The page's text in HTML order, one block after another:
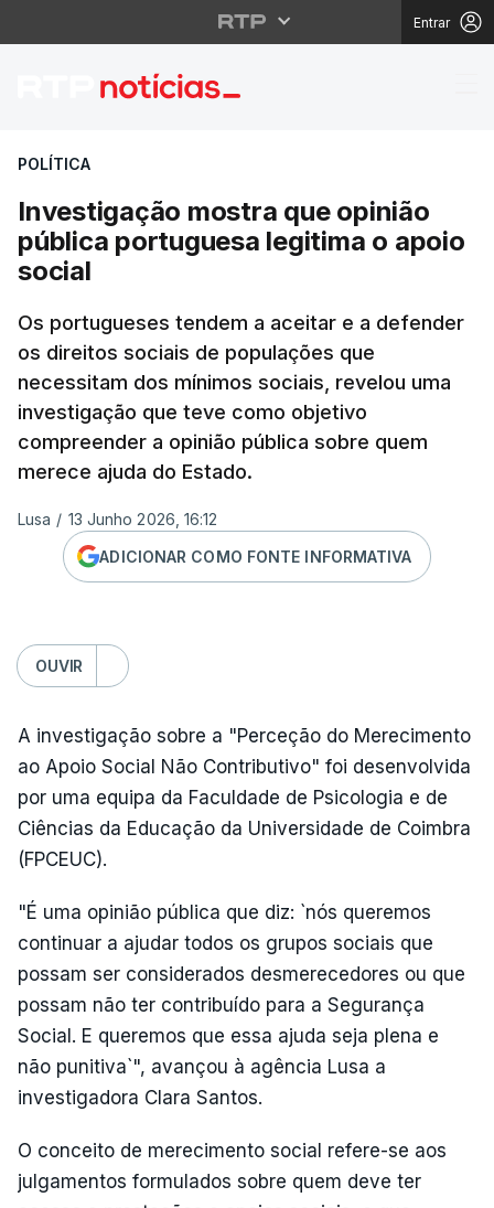
Entrar
Investigação mostra
POLÍTICA
Investigação mostra que opinião
pública portuguesa legitima o apoio
social
Os portugueses tendem a aceitar e a defender
os direitos sociais de populações que
necessitam dos mínimos sociais, revelou uma
investigação que teve como objetivo
compreender a opinião pública sobre quem
merece ajuda do Estado.
Lusa / 13 Junho 2026, 16:12
ADICIONAR COMO FONTE INFORMATIVA
OUVIR
A investigação sobre a "Perceção do Merecimento
ao Apoio Social Não Contributivo" foi desenvolvida
por uma equipa da Faculdade de Psicologia e de
Ciências da Educação da Universidade de Coimbra
(FPCEUC).
"É uma opinião pública que diz: `nós queremos
continuar a ajudar todos os grupos sociais que
possam ser considerados desmerecedores ou que
possam não ter contribuído para a Segurança
Social. E queremos que essa ajuda seja plena e
não punitiva`", avançou à agência Lusa a
investigadora Clara Santos.
O conceito de merecimento social refere-se aos
julgamentos formulados sobre quem deve ter